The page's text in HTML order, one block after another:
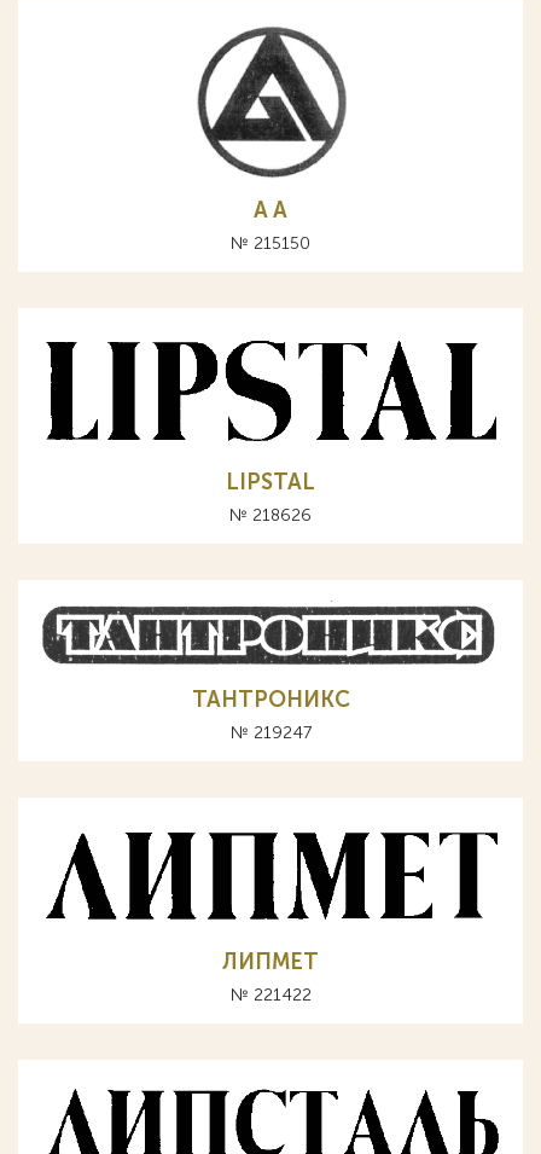
A А
№ 215150
LIPSTAL
№ 218626
ТАНТРОНИКС
№ 219247
ЛИПМЕТ
№ 221422